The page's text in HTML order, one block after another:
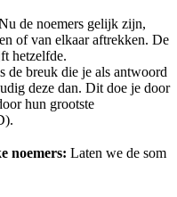
de noemers gelijk zijn,
of van elkaar aftrekken. De
hetzelfde.
de breuk die je als antwoord
deze dan. Dit doe je door
hun grootste
noemers: Laten we de som